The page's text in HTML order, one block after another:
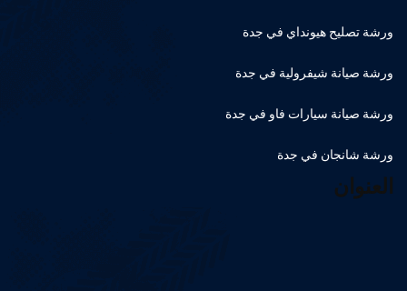
ورشة تصليح هيونداي في جدة
ورشة صيانة شيفرولية في جدة
ورشة صيانة سيارات فاو في جدة
ورشة شانجان في جدة
العنوان